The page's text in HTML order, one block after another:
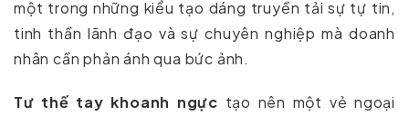
một trong những kiểu tạo dáng truyền tải sự tự tin,
tinh thần lãnh đạo và sự chuyên nghiệp mà doanh
nhân cần phản ánh qua bức ảnh.
Tư thế tay khoanh ngực tạo nên một vẻ ngoại